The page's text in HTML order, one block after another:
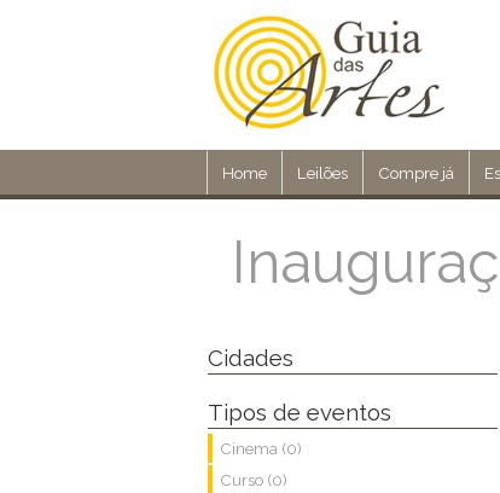
Home Leilões Compre já
Cidades
Tipos de eventos
Cinema (0)
Curso (0)